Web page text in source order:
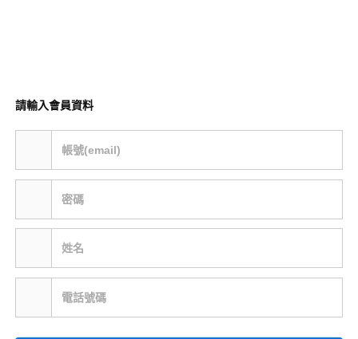
請輸入會員資料
帳號(email)
密碼
姓名
電話號碼